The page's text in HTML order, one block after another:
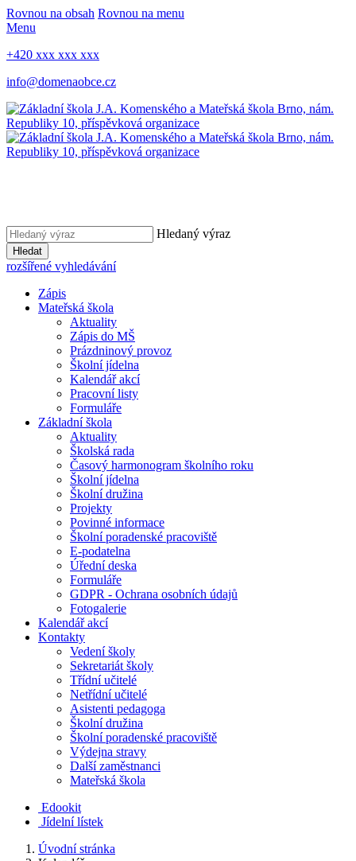
Rovnou na obsah Rovnou na menu
Menu
+420 xxx xxx xxx
info@domenaobce.cz
Hledaný výraz
Hledat
rozšířené vyhledávání
Zápis
Mateřská škola
Aktuality
Zápis do MŠ
Prázdninový provoz
Školní jídelna
Kalendář akcí
Pracovní listy
Formuláře
Základní škola
Aktuality
Školská rada
Časový harmonogram školního roku
Školní jídelna
Školní družina
Projekty
Povinné informace
Školní poradenské pracoviště
E-podatelna
Úřední deska
Formuláře
GDPR - Ochrana osobních údajů
Fotogalerie
Kalendář akcí
Kontakty
Vedení školy
Sekretariát školy
Třídní učitelé
Netřídní učitelé
Asistenti pedagoga
Školní družina
Školní poradenské pracoviště
Výdejna stravy
Další zaměstnanci
Mateřská škola
Edookit
Jídelní lístek
Úvodní stránka